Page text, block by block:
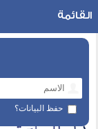
حفظ البيانات؟
القائمة